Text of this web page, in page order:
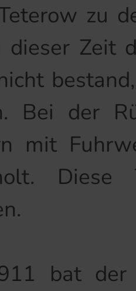
zu
dieser Zeit
Bei der
mit
Diese
bat der